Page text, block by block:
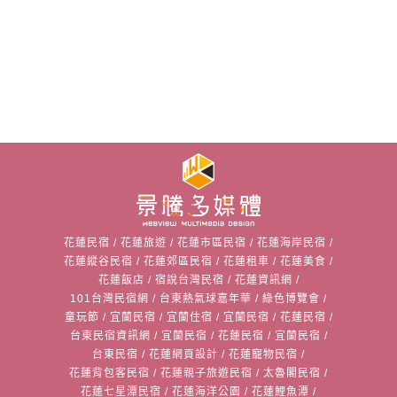
花蓮民宿 / 花蓮旅遊 / 花蓮市區民宿 / 花蓮海岸民宿 /
花蓮縱谷民宿 / 花蓮郊區民宿 / 花蓮租車 / 花蓮美食 /
花蓮飯店 / 宿說台灣民宿 / 花蓮資訊網 /
101台灣民宿網 / 台東熱氣球嘉年華 / 綠色博覽會 /
童玩節 / 宜蘭民宿 / 宜蘭住宿 / 宜蘭民宿 / 花蓮民宿 /
台東民宿資訊網 / 宜蘭民宿 / 花蓮民宿 / 宜蘭民宿 /
台東民宿 / 花蓮網頁設計 / 花蓮寵物民宿 /
花蓮背包客民宿 / 花蓮親子旅遊民宿 / 太魯閣民宿 /
花蓮七星潭民宿 / 花蓮海洋公園 / 花蓮鯉魚潭 /